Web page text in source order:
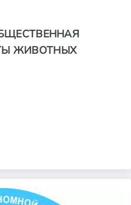
ЖИВОТНЫХ